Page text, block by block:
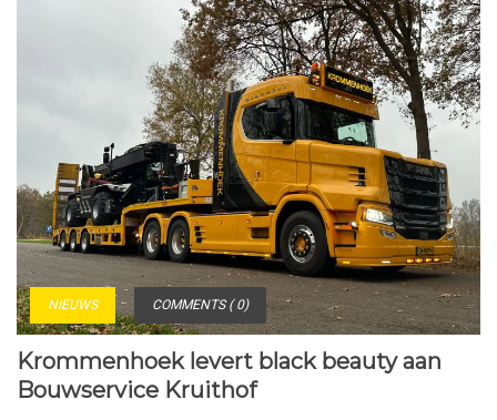
NIEUWS COMMENTS ( 0)
Krommenhoek levert black beauty aan
Bouwservice Kruithof